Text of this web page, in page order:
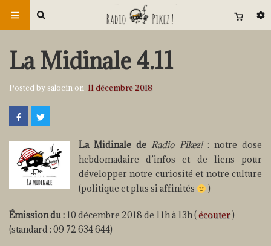
La Midinale 4.11
Posted by salocin on 11 décembre 2018
La Midinale de Radio Pikez!: notre dose
hebdomadaire d’infos et de liens pour
développer notre curiosité et notre culture
(politique et plus si affinités
)
Émission du : 10 décembre 2018 de 11h à 13h ( écouter)
(standard : 09 72 634 644)